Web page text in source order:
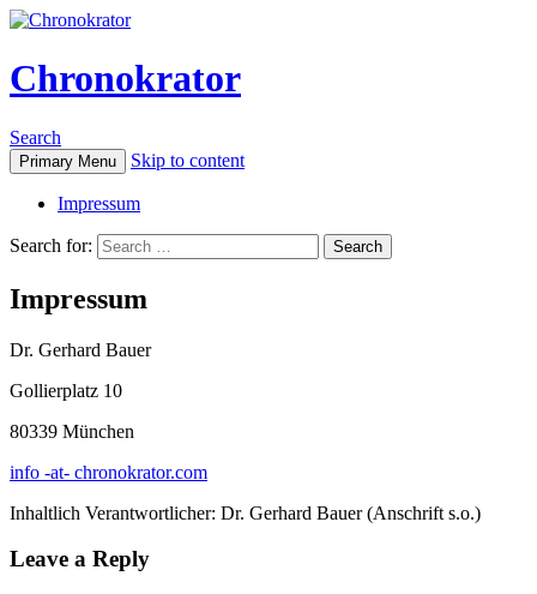
Chronokrator
Search
Primary Menu Skip to content
Impressum
Search for:
Impressum
Dr. Gerhard Bauer
Gollierplatz 10
80339 München
info -at- chronokrator.com
Inhaltlich Verantwortlicher: Dr. Gerhard Bauer (Anschrift s.o.)
Leave a Reply